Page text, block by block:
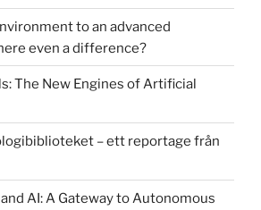
to an advanced
even a difference?
The New Engines of Artificial
– ett reportage från
AI: A Gateway to Autonomous